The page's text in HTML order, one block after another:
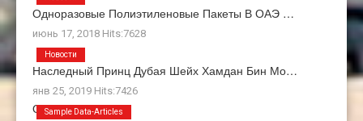
Одноразовые Полиэтиленовые Пакеты В ОАЭ …
июнь 17, 2018 Hits:7628
Наследный Принц Дубая Шейх Хамдан Бин Мо…
янв 25, 2019 Hits:7426
Новости
О Нас
Sample Data-Articles